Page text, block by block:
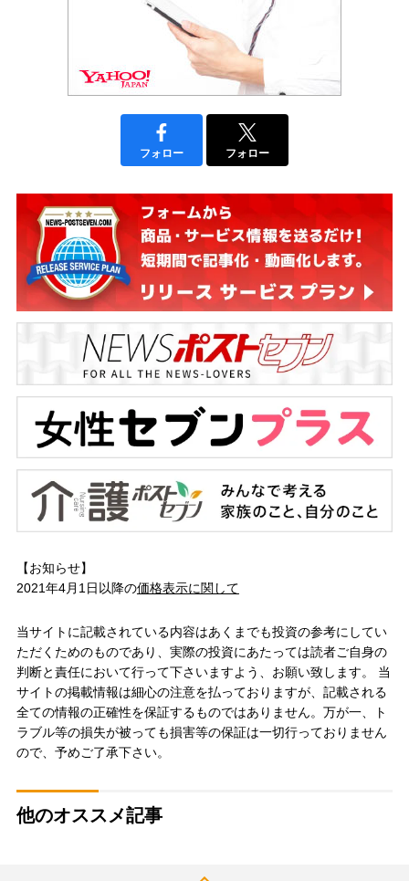
フォロー フォロー
【お知らせ】
2021年4月1日以降の価格表示に関して
当サイトに記載されている内容はあくまでも投資の参考にしてい
ただくためのものであり、実際の投資にあたっては読者ご自身の
判断と責任において行って下さいますよう、お願い致します。 当
サイトの掲載情報は細心の注意を払っておりますが、記載される
全ての情報の正確性を保証するものではありません。万が一、ト
ラブル等の損失が被っても損害等の保証は一切行っておりません
ので、予めご了承下さい。
他のオススメ記事